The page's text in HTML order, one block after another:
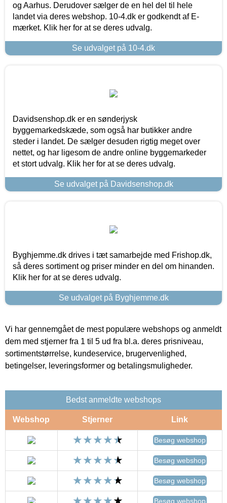
og Aarhus. Derudover sælger de en hel del til hele
landet via deres webshop. 10-4.dk er godkendt af E-
mærket. Klik her for at se deres udvalg.
Se udvalget på 10-4.dk
Davidsenshop.dk er en sønderjysk
byggemarkedskæde, som også har butikker andre
steder i landet. De sælger desuden rigtig meget over
nettet, og har ligesom de andre online byggemarkeder
et stort udvalg. Klik her for at se deres udvalg.
Se udvalget på Davidsenshop.dk
Byghjemme.dk drives i tæt samarbejde med Frishop.dk,
så deres sortiment og priser minder en del om hinanden.
Klik her for at se deres udvalg.
Se udvalget på Byghjemme.dk
Vi har gennemgået de mest populære webshops og anmeldt
dem med stjerner fra 1 til 5 ud fra bl.a. deres prisniveau,
sortimentstørrelse, kundeservice, brugervenlighed,
betingelser, leveringsformer og betalingsmuligheder.
Bedst anmeldte webshops
Webshop Stjerner Link
Besøg webshop
Besøg webshop
Besøg webshop
Besøg webshop